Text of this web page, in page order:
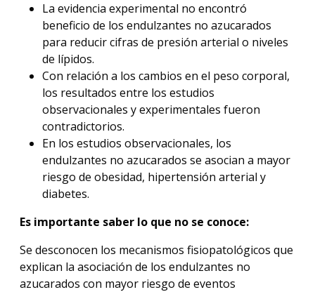
La evidencia experimental no encontró
beneficio de los endulzantes no azucarados
para reducir cifras de presión arterial o niveles
de lípidos.
Con relación a los cambios en el peso corporal,
los resultados entre los estudios
observacionales y experimentales fueron
contradictorios.
En los estudios observacionales, los
endulzantes no azucarados se asocian a mayor
riesgo de obesidad, hipertensión arterial y
diabetes.
Es importante saber lo que no se conoce:
Se desconocen los mecanismos fisiopatológicos que
explican la asociación de los endulzantes no
azucarados con mayor riesgo de eventos